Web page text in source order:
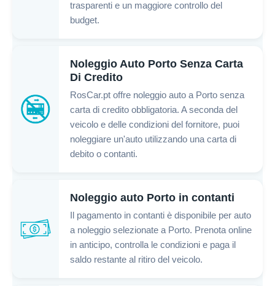
trasparenti e un maggiore controllo del
budget.
Noleggio Auto Porto Senza Carta
Di Credito
RosCar.pt offre noleggio auto a Porto senza
carta di credito obbligatoria. A seconda del
veicolo e delle condizioni del fornitore, puoi
noleggiare un'auto utilizzando una carta di
debito o contanti.
Noleggio auto Porto in contanti
Il pagamento in contanti è disponibile per auto
a noleggio selezionate a Porto. Prenota online
in anticipo, controlla le condizioni e paga il
saldo restante al ritiro del veicolo.